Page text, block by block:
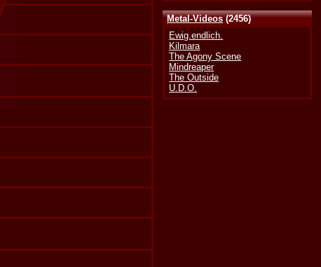
Metal-Videos(2456)
Ewig.endlich.
Kilmara
The Agony Scene
Mindreaper
The Outside
U.D.O.